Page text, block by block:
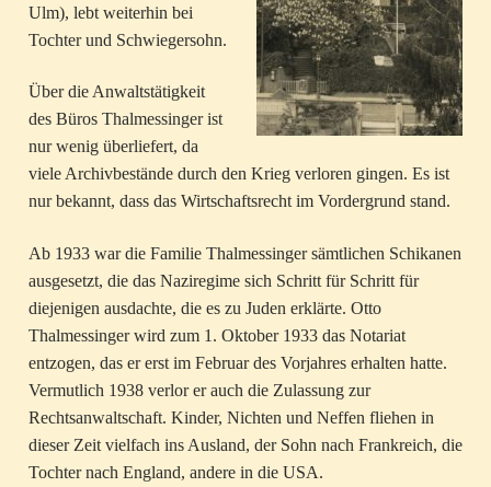
Ulm), lebt weiterhin bei
Tochter und Schwiegersohn.
Über die Anwaltstätigkeit
des Büros Thalmessinger ist
nur wenig überliefert, da
viele Archivbestände durch den Krieg verloren gingen. Es ist
nur bekannt, dass das Wirtschaftsrecht im Vordergrund stand.
Ab 1933 war die Familie Thalmessinger sämtlichen Schikanen
ausgesetzt, die das Naziregime sich Schritt für Schritt für
diejenigen ausdachte, die es zu Juden erklärte. Otto
Thalmessinger wird zum 1. Oktober 1933 das Notariat
entzogen, das er erst im Februar des Vorjahres erhalten hatte.
Vermutlich 1938 verlor er auch die Zulassung zur
Rechtsanwaltschaft. Kinder, Nichten und Neffen fliehen in
dieser Zeit vielfach ins Ausland, der Sohn nach Frankreich, die
Tochter nach England, andere in die USA.